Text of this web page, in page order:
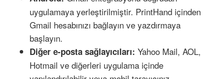
uygulamaya yerleştirilmiştir. PrintHand içinden
Gmail hesabınızı bağlayın ve yazdırmaya
başlayın.
Diğer e-posta sağlayıcıları: Yahoo Mail, AOL,
Hotmail ve diğerleri uygulama içinde